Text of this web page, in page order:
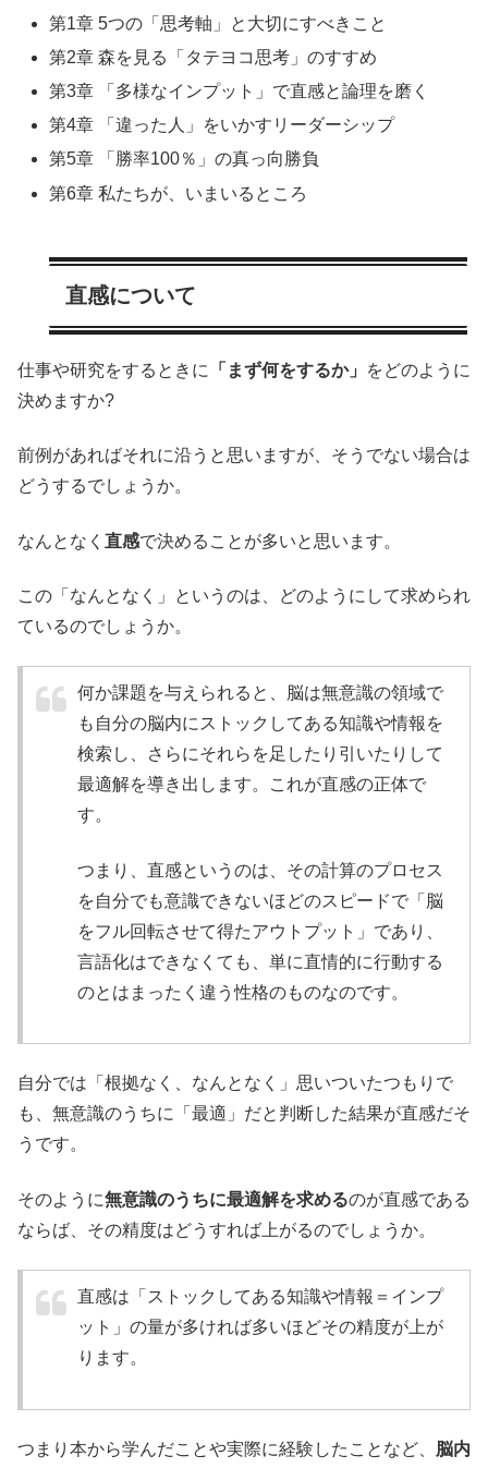
第1章 5つの「思考軸」と大切にすべきこと
第2章 森を見る「タテヨコ思考」のすすめ
第3章 「多様なインプット」で直感と論理を磨く
第4章 「違った人」をいかすリーダーシップ
第5章 「勝率100％」の真っ向勝負
第6章 私たちが、いまいるところ
直感について
仕事や研究をするときに 「まず何をするか」
をどのように
決めますか?
前例があればそれに沿うと思いますが、そうでない場合は
どうするでしょうか。
なんとなく 直感で決めることが多いと思います。
この「なんとなく」というのは、どのようにして求められ
ているのでしょうか。
何か課題を与えられると、脳は無意識の領域で
も自分の脳内にストックしてある知識や情報を
検索し、さらにそれらを足したり引いたりして
最適解を導き出します。これが直感の正体で
す。
つまり、直感というのは、その計算のプロセス
を自分でも意識できないほどのスピードで「脳
をフル回転させて得たアウトプット」であり、
言語化はできなくても、単に直情的に行動する
のとはまったく違う性格のものなのです。
自分では「根拠なく、なんとなく」思いついたつもりで
も、無意識のうちに「最適」だと判断した結果が直感だそ
うです。
そのように無意識のうちに最適解を求めるのが直感である
ならば、その精度はどうすれば上がるのでしょうか。
直感は「ストックしてある知識や情報＝インプ
ット」の量が多ければ多いほどその精度が上が
ります。
つまり本から学んだことや実際に経験したことなど、 脳内